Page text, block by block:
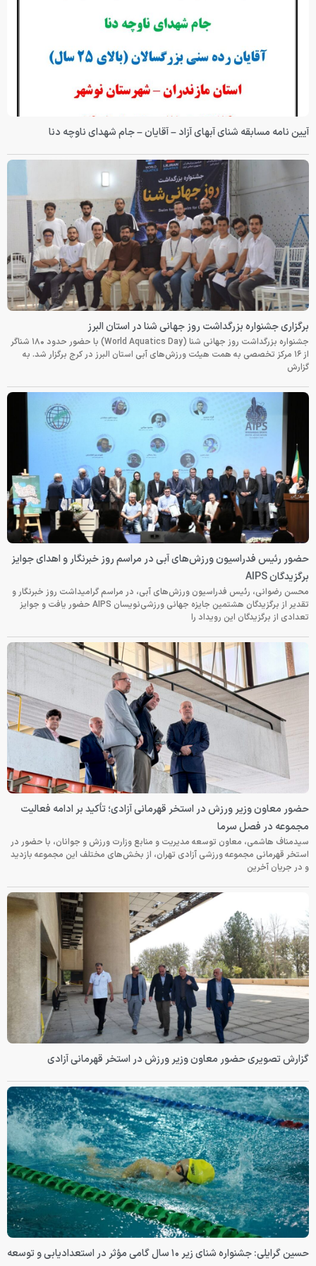
آیین نامه مسابقه شنای آبهای آزاد – آقایان – جام شهدای ناوچه دنا
برگزاری جشنواره بزرگداشت روز جهانی شنا در استان البرز
جشنواره بزرگداشت روز جهانی شنا (World Aquatics Day) با حضور حدود ۱۸۰ شناگر
از ۱۶ مرکز تخصصی به همت هیئت ورزش‌های آبی استان البرز در کرج برگزار شد. به
گزارش
حضور رئیس فدراسیون ورزش‌های آبی در مراسم روز خبرنگار و اهدای جوایز
برگزیدگان AIPS
محسن رضوانی، رئیس فدراسیون ورزش‌های آبی، در مراسم گرامیداشت روز خبرنگار و
تقدیر از برگزیدگان هشتمین جایزه جهانی ورزشی‌نویسان AIPS حضور یافت و جوایز
تعدادی از برگزیدگان این رویداد را
حضور معاون وزیر ورزش در استخر قهرمانی آزادی؛ تأکید بر ادامه فعالیت
مجموعه در فصل سرما
سیدمناف هاشمی، معاون توسعه مدیریت و منابع وزارت ورزش و جوانان، با حضور در
استخر قهرمانی مجموعه ورزشی آزادی تهران، از بخش‌های مختلف این مجموعه بازدید
و در جریان آخرین
گزارش تصویری حضور معاون وزیر ورزش در استخر قهرمانی آزادی
حسین گرایلی: جشنواره شنای زیر ۱۰ سال گامی مؤثر در استعدادیابی و توسعه